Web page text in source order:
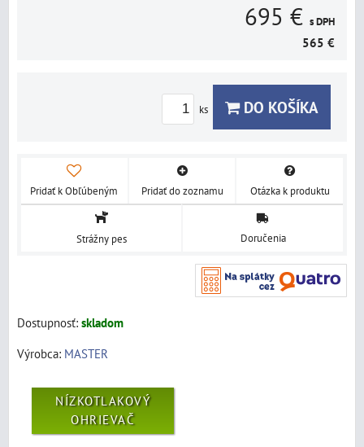
695 € s DPH
565 €
ks DO KOŠÍKA
Pridať k Obľúbeným Pridať do zoznamu Otázka k produktu
Strážny pes Doručenia
Dostupnosť: skladom
Výrobca: MASTER
NÍZKOTLAKOVÝ
OHRIEVAČ